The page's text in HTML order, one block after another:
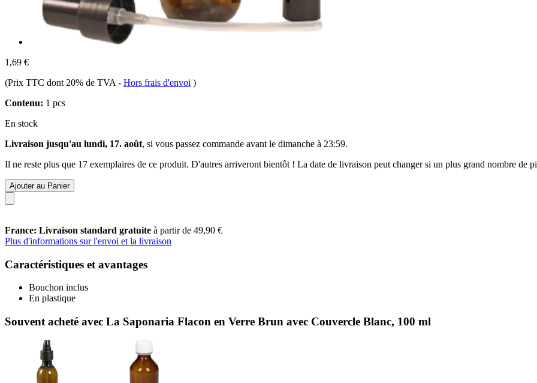
1,69 €
(Prix TTC dont 20% de TVA - Hors frais d'envoi )
Contenu: 1 pcs
En stock
Livraison jusqu'au lundi, 17. août, si vous passez commande avant le dimanche à 23:59.
Il ne reste plus que 17 exemplaires de ce produit. D'autres arriveront bientôt ! La date de livraison peut changer si un plus grand nombre de
Ajouter au Panier
France: Livraison standard gratuite à partir de 49,90 €
Plus d'informations sur l'envoi et la livraison
Caractéristiques et avantages
Bouchon inclus
En plastique
Souvent acheté avec La Saponaria Flacon en Verre Brun avec Couvercle Blanc, 100 ml